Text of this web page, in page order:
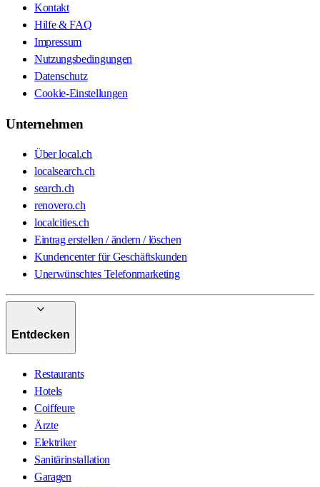
Kontakt
Hilfe & FAQ
Impressum
Nutzungsbedingungen
Datenschutz
Cookie-Einstellungen
Unternehmen
Über local.ch
localsearch.ch
search.ch
renovero.ch
localcities.ch
Eintrag erstellen / ändern / löschen
Kundencenter für Geschäftskunden
Unerwünschtes Telefonmarketing
Entdecken
Restaurants
Hotels
Coiffeure
Ärzte
Elektriker
Sanitärinstallation
Garagen